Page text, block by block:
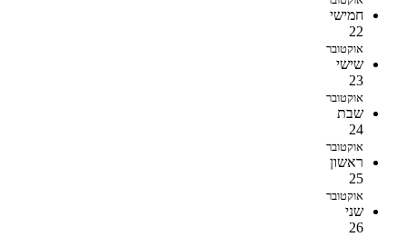
חמישי
22
אוקטובר
שישי
23
אוקטובר
שבת
24
אוקטובר
ראשון
25
אוקטובר
שני
26